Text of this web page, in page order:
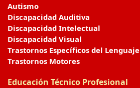
Autismo
Discapacidad Auditiva
Discapacidad Intelectual
Discapacidad Visual
Trastornos Específicos del Lenguaje
Trastornos Motores
Educación Técnico Profesional